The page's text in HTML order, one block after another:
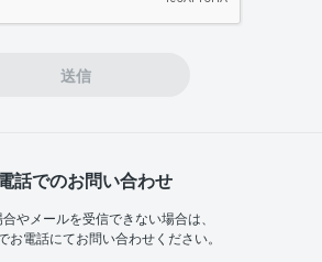
送信
話でのお問い合わせ
やメールを受信できない場合は、
お電話にてお問い合わせください。